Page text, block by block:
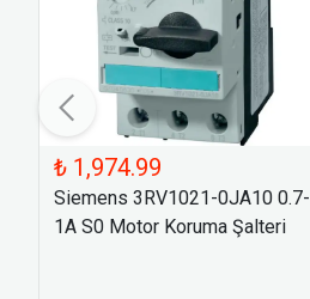
₺ 1,974.99
Siemens 3RV1021-0JA10 0.7-
1A S0 Motor Koruma Şalteri